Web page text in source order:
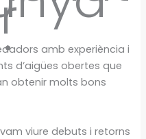
amb experiència i
d’aigües obertes que
obtenir molts bons
viure debuts i retorns